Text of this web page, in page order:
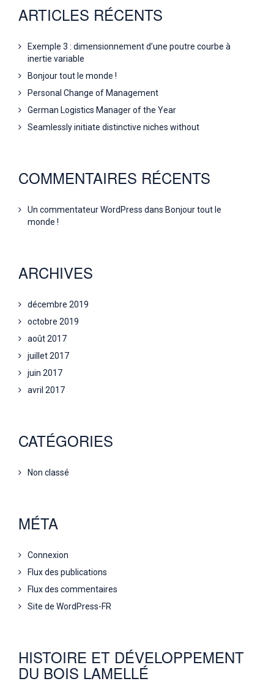
ARTICLES RÉCENTS
Exemple 3 : dimensionnement d’une poutre courbe à
inertie variable
Bonjour tout le monde !
Personal Change of Management
German Logistics Manager of the Year
Seamlessly initiate distinctive niches without
COMMENTAIRES RÉCENTS
Un commentateur WordPress dans Bonjour tout le
monde !
ARCHIVES
décembre 2019
octobre 2019
août 2017
juillet 2017
juin 2017
avril 2017
CATÉGORIES
Non classé
MÉTA
Connexion
Flux des publications
Flux des commentaires
Site de WordPress-FR
HISTOIRE ET DÉVELOPPEMENT
DU BOIS LAMELLÉ